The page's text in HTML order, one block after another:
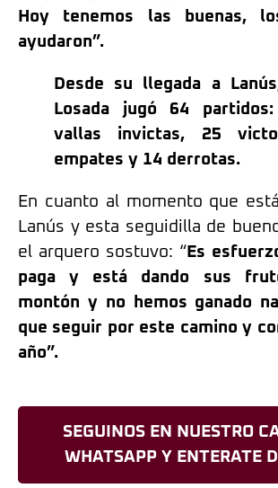
Hoy tenemos las buenas,
ayudaron”.
Desde su llegada a
Losada jugó 64
vallas invictas, 25
empates y 14 derrotas.
En cuanto al momento que
Lanús y esta seguidilla de
el arquero sostuvo: “ Es
paga y está dando sus
montón y no hemos ganado
que seguir por este camino y
año”.
SEGUINOS EN NUESTRO
WHATSAPP Y ENTERATE